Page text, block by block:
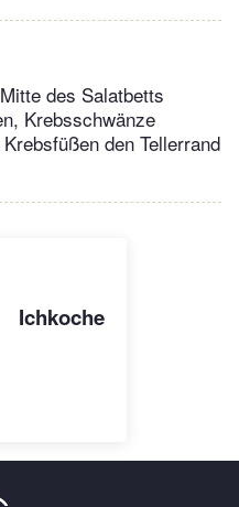
des Salatbetts
Krebsschwänze
den Tellerrand
Ichkoche